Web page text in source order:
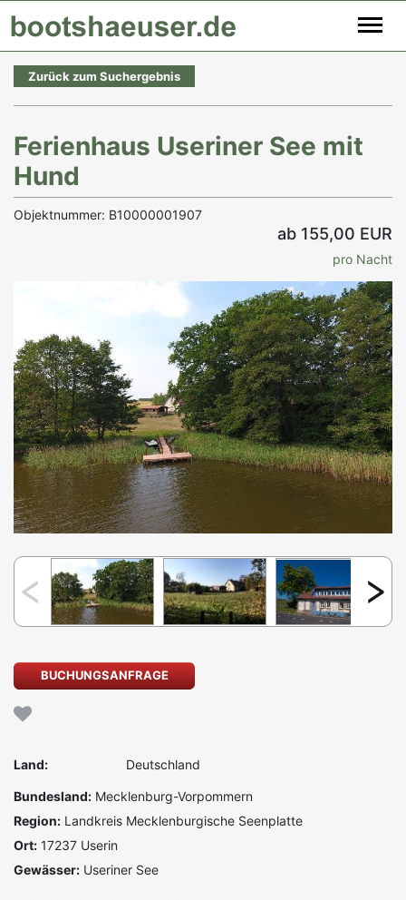
Zurück zum Suchergebnis
Ferienhaus Useriner See mit
Hund
Objektnummer: B10000001907
ab 155,00 EUR
pro Nacht
BUCHUNGSANFRAGE
Land: Deutschland
Bundesland: Mecklenburg-Vorpommern
Region: Landkreis Mecklenburgische Seenplatte
Ort: 17237 Userin
Gewässer: Useriner See